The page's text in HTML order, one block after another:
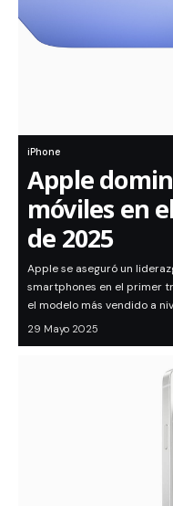
iPhone
Apple
móviles en
de 2025
Apple se aseguró un
smartphones en el primer
el modelo más vendido a
29 Mayo 2025